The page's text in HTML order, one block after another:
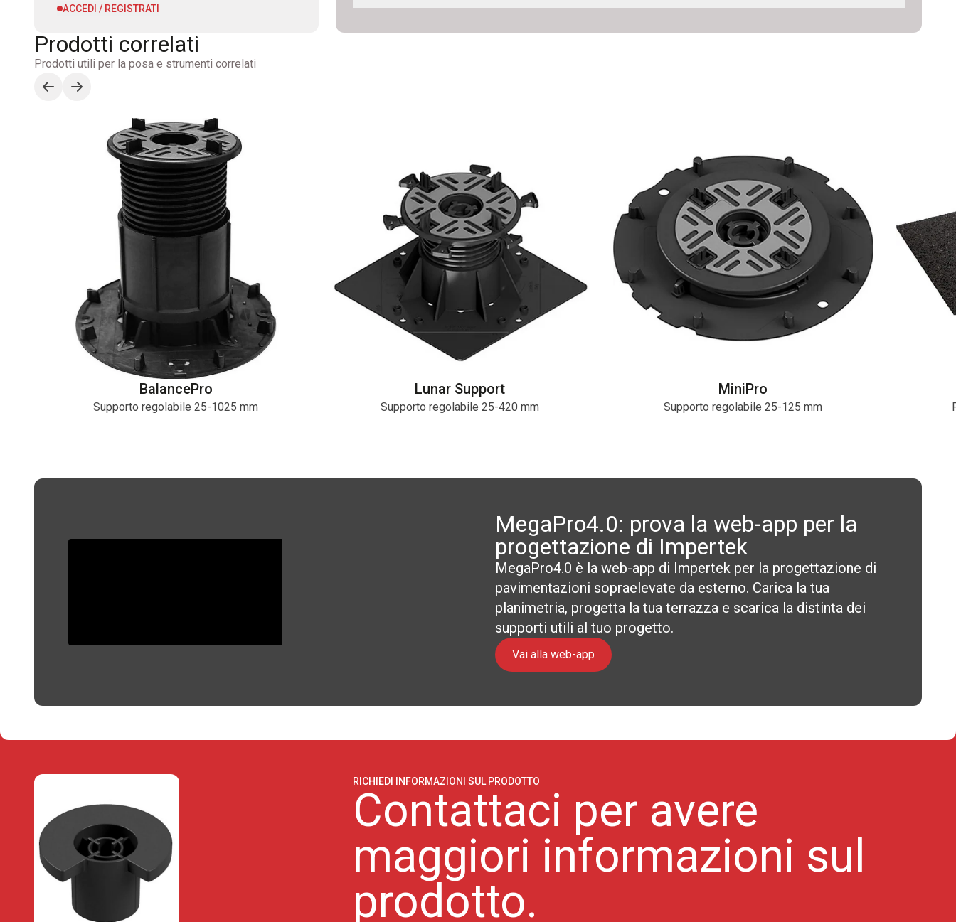
ACCEDI / REGISTRATI
Prodotti correlati
Prodotti utili per la posa e strumenti correlati
BalancePro
Supporto regolabile 25-1025 mm
Lunar Support
Supporto regolabile 25-420 mm
MiniPro
Supporto regolabile 25-125 mm
MegaPro4.0: prova la web-app per la
progettazione di Impertek
MegaPro4.0 è la web-app di Impertek per la progettazione di
pavimentazioni sopraelevate da esterno. Carica la tua
planimetria, progetta la tua terrazza e scarica la distinta dei
supporti utili al tuo progetto.
Vai alla web-app
RICHIEDI INFORMAZIONI SUL PRODOTTO
Contattaci per avere
maggiori informazioni sul
prodotto.